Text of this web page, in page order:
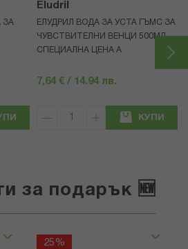
ЗА
Eludril
ЕЛУДРИЛ ВОДА ЗА УСТА ГЪМС ЗА
ЧУВСТВИТЕЛНИ ВЕНЦИ 500МЛ
СПЕЦИАЛНА ЦЕНА A
7,64 € / 14.94 лв.
КУПИ
за подарък 🆕
25%